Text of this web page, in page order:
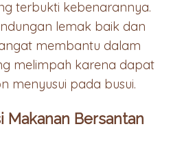
terbukti kebenarannya.
lemak baik dan
membantu dalam
melimpah karena dapat
menyusui pada busui.
Makanan Bersantan